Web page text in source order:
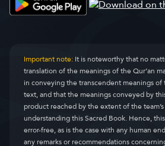
Important note:It is noteworthy that no
translation of the meanings of the Qur’an
in conveying the transcendent meanings of
text, and that the meanings conveyed by
product reached by the extent of the
understanding this Sacred Book. Hence,
error-free, as is the case with any human
any remarks or recommendations